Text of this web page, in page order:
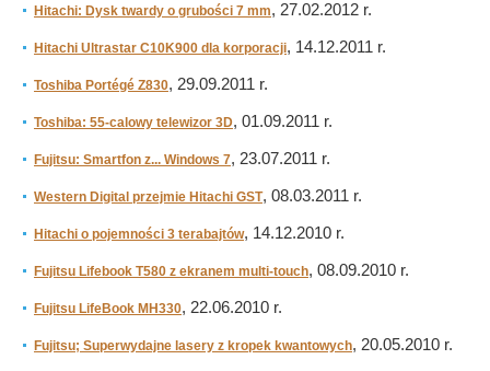
Hitachi: Dysk twardy o grubości 7 mm, 27.02.2012 r.
Hitachi Ultrastar C10K900 dla korporacji, 14.12.2011 r.
Toshiba Portégé Z830, 29.09.2011 r.
Toshiba: 55-calowy telewizor 3D, 01.09.2011 r.
Fujitsu: Smartfon z... Windows 7, 23.07.2011 r.
Western Digital przejmie Hitachi GST, 08.03.2011 r.
Hitachi o pojemności 3 terabajtów, 14.12.2010 r.
Fujitsu Lifebook T580 z ekranem multi-touch, 08.09.2010 r.
Fujitsu LifeBook MH330, 22.06.2010 r.
Fujitsu; Superwydajne lasery z kropek kwantowych, 20.05.2010 r.